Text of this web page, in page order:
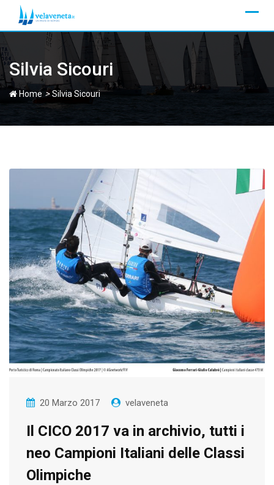
Silvia Sicouri
Home >Silvia Sicouri
20 Marzo 2017 velaveneta
Il CICO 2017 va in archivio, tutti i
neo Campioni Italiani delle Classi
Olimpiche